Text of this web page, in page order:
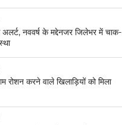
नववर्ष के मद्देनजर जिलेभर में चाक-
रोशन करने वाले खिलाड़ियों को मिला